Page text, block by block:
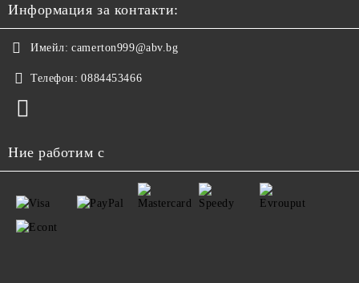
Информация за контакти:
Имейл: camerton999@abv.bg
Телефон: 0884453466
Ние работим с